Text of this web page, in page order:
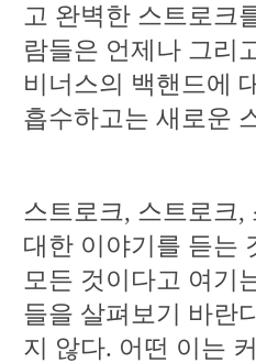
고 완벽한 스트로크
람들은 언제나 그리
비너스의 백핸드에
흡수하고는 새로운
스트로크, 스트로크
대한 이야기를 듣는
모든 것이다고 여기
들을 살펴보기 바란
지 않다. 어떤 이는